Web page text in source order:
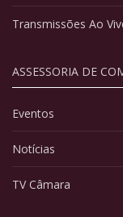
Transmissões Ao
ASSESSORIA DE
Eventos
Notícias
TV Câmara